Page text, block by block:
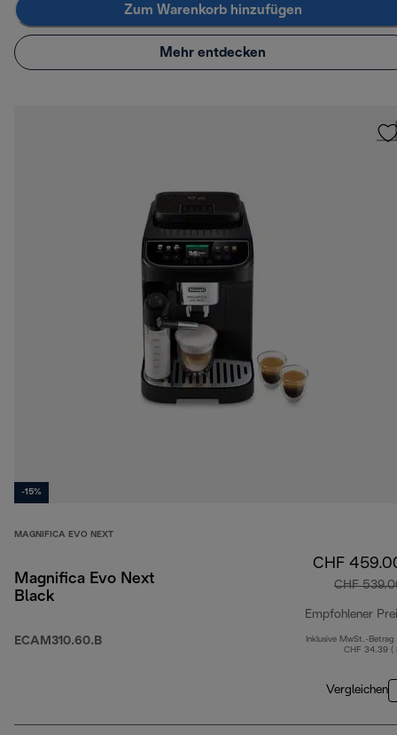
Zum Warenkorb hinzufügen
Mehr entdecken
-15%
MAGNIFICA EVO NEXT
Magnifica Evo Next
Black
ECAM310.60.B
CHF
CHF
Empfohlener
Inklusive MwSt.-Betrag
CHF 34.39 (
Vergleichen